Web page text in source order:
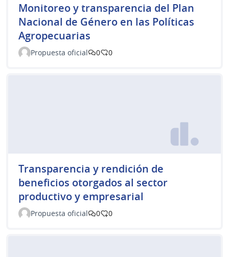
Monitoreo y transparencia del Plan
Nacional de Género en las Políticas
Agropecuarias
Propuesta oficial 0 0
Transparencia y rendición de
beneficios otorgados al sector
productivo y empresarial
Propuesta oficial 0 0